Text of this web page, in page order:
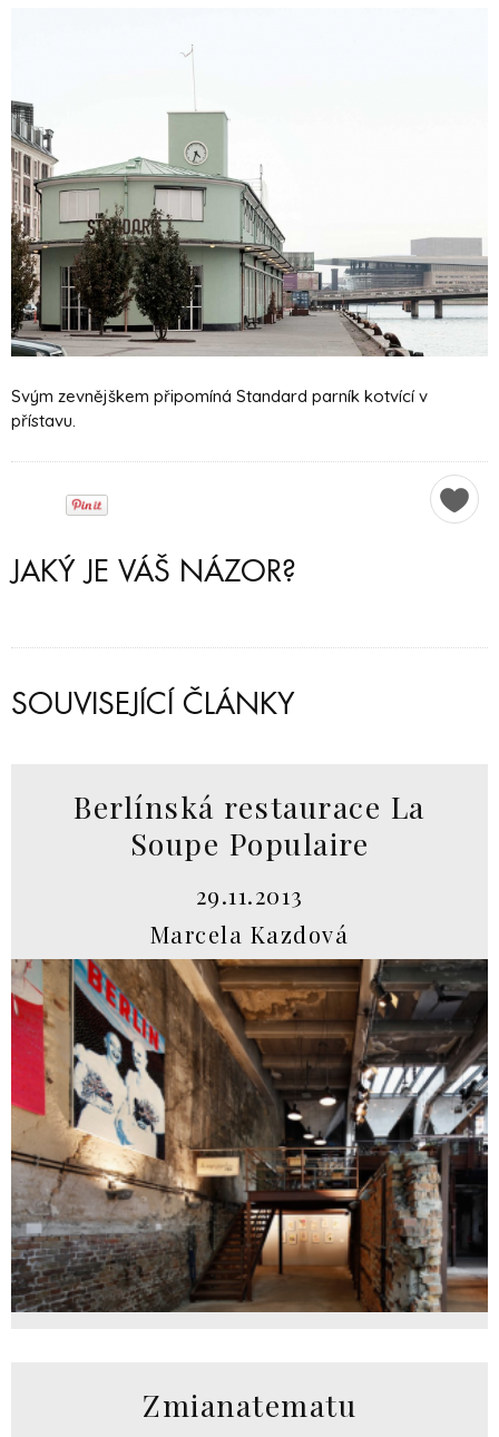
Svým zevnějškem připomíná Standard parník kotvící v
přístavu.
JAKÝ JE VÁŠ NÁZOR?
SOUVISEJÍCÍ ČLÁNKY
Berlínská restaurace La
Soupe Populaire
29.11.2013
Marcela Kazdová
Zmianatematu